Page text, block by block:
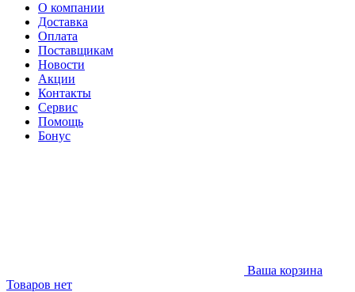
О компании
Доставка
Оплата
Поставщикам
Новости
Акции
Контакты
Сервис
Помощь
Бонус
Ваша корзина
Товаров нет